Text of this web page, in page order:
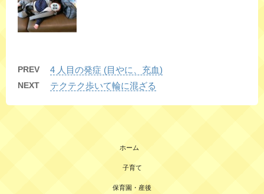
PREV 4 人目の発症 (目やに、充血)
NEXT テクテク歩いて輪に混ざる
ホーム
子育て
保育園・産後